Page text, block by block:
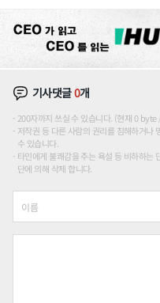
기사댓글0개
200자까지 쓰실 수 있습니다. (현재 0
저작권 등 다른 사람의 권리를 침해하거나
수 있습니다.
타인에게 불쾌감을 주는 욕설 등 비하하는
단에 의해 삭제 합니다.